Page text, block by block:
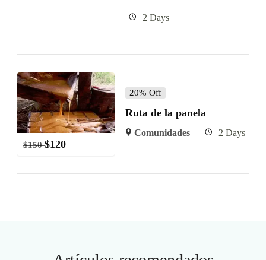
2 Days
$150 $120
20% Off
Ruta de la panela
Comunidades 2 Days